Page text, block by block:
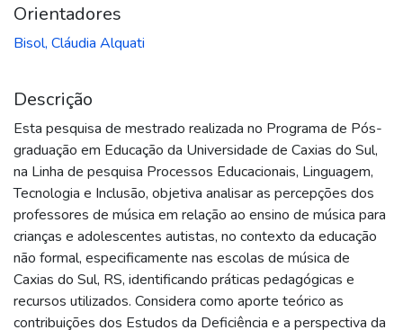
Orientadores
Bisol, Cláudia Alquati
Descrição
Esta pesquisa de mestrado realizada no Programa de Pós-
graduação em Educação da Universidade de Caxias do Sul,
na Linha de pesquisa Processos Educacionais, Linguagem,
Tecnologia e Inclusão, objetiva analisar as percepções dos
professores de música em relação ao ensino de música para
crianças e adolescentes autistas, no contexto da educação
não formal, especificamente nas escolas de música de
Caxias do Sul, RS, identificando práticas pedagógicas e
recursos utilizados. Considera como aporte teórico as
contribuições dos Estudos da Deficiência e a perspectiva da